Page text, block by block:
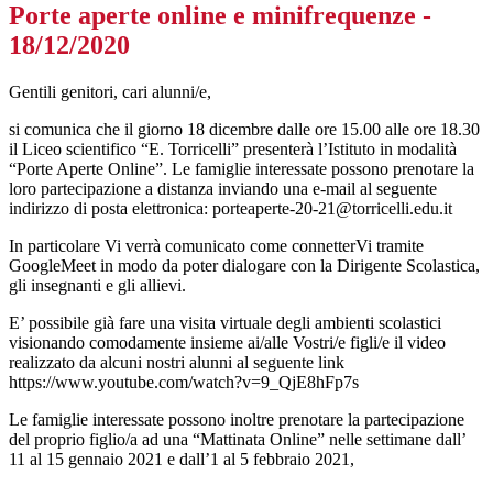
Porte aperte online e minifrequenze -
18/12/2020
Gentili genitori, cari alunni/e,
si comunica che il giorno 18 dicembre dalle ore 15.00 alle ore 18.30
il Liceo scientifico “E. Torricelli” presenterà l’Istituto in modalità
“Porte Aperte Online”. Le famiglie interessate possono prenotare la
loro partecipazione a distanza inviando una e-mail al seguente
indirizzo di posta elettronica: porteaperte-20-21@torricelli.edu.it
In particolare Vi verrà comunicato come connetterVi tramite
GoogleMeet in modo da poter dialogare con la Dirigente Scolastica,
gli insegnanti e gli allievi.
E’ possibile già fare una visita virtuale degli ambienti scolastici
visionando comodamente insieme ai/alle Vostri/e figli/e il video
realizzato da alcuni nostri alunni al seguente link
https://www.youtube.com/watch?v=9_QjE8hFp7s
Le famiglie interessate possono inoltre prenotare la partecipazione
del proprio figlio/a ad una “Mattinata Online” nelle settimane dall’
11 al 15 gennaio 2021 e dall’1 al 5 febbraio 2021,